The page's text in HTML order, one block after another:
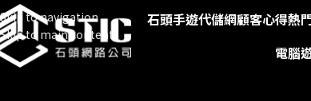
Skip to navigation
Skip to main content
石頭手遊代儲網顧客心得熱
電腦